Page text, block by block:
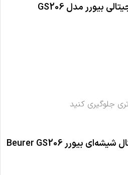
روش تمیز کردن ترازو دیجیتالی بیورر مدل GS206
جلوگیری کنید
نکات ایمنی ترازوی دیجیتال شیشه‌ای بیورر Beurer GS206